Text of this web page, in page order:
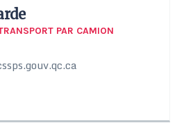
PAR CAMION